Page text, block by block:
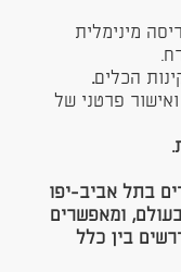
מינימלית
הכלים.
ואישור פרטני של
בתל אביב-יפו
ומאפשרים
בין כלל